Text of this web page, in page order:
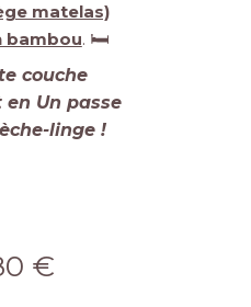
matelas)
bambou. 🛏️
couche
en Un passe
linge !
€